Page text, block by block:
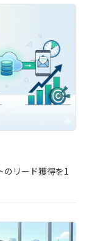
のリード獲得を1